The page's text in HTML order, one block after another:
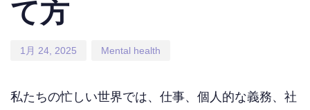
て方
1月 24, 2025 Mental health
私たちの忙しい世界では、仕事、個人的な義務、社